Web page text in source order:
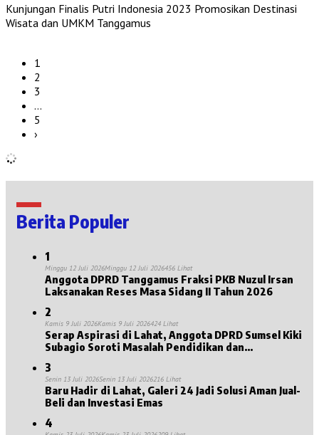
Kunjungan Finalis Putri Indonesia 2023 Promosikan Destinasi
Wisata dan UMKM Tanggamus
1
2
3
…
5
›
Berita Populer
1
Minggu 12 Juli 2026Minggu 12 Juli 2026456 Lihat
Anggota DPRD Tanggamus Fraksi PKB Nuzul Irsan
Laksanakan Reses Masa Sidang II Tahun 2026
2
Kamis 9 Juli 2026Kamis 9 Juli 2026424 Lihat
Serap Aspirasi di Lahat, Anggota DPRD Sumsel Kiki
Subagio Soroti Masalah Pendidikan dan
3
Senin 13 Juli 2026Senin 13 Juli 2026216 Lihat
Baru Hadir di Lahat, Galeri 24 Jadi Solusi Aman Jual-
Beli dan Investasi Emas
4